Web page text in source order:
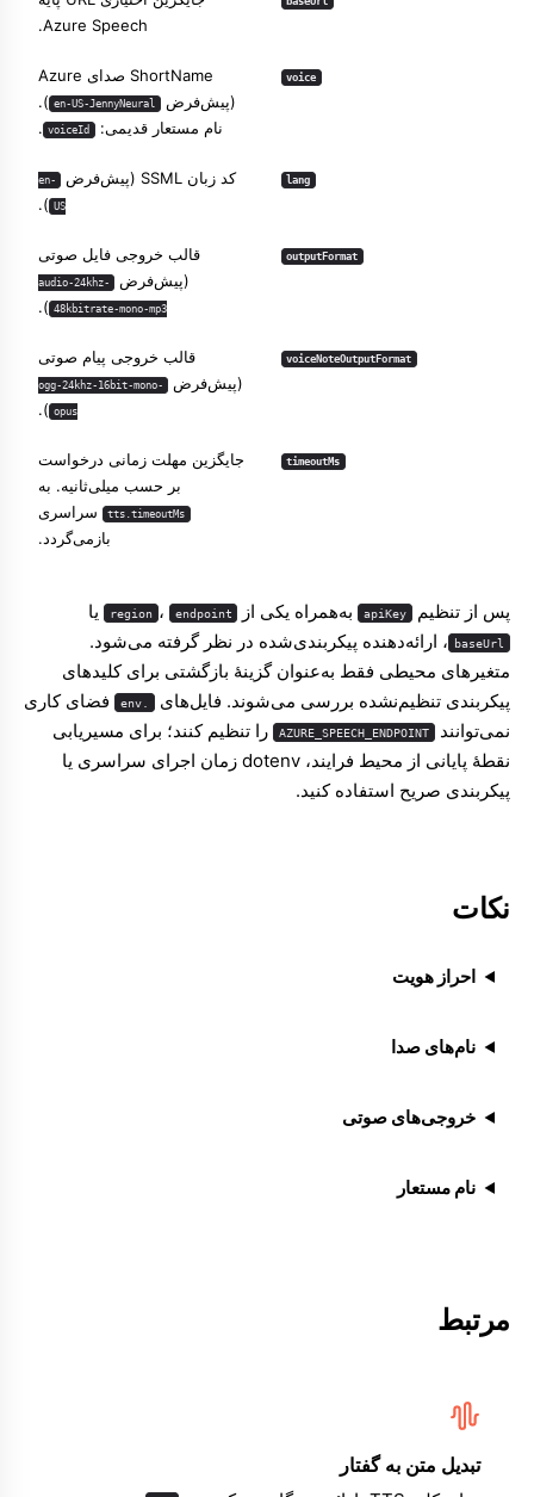
Azure Speech.
voice
ShortName صدای Azure
(پیش‌فرض
en-US-JennyNeural
).
نام مستعار قدیمی: voiceId
.
lang کد زبان SSML (پیش‌فرض en-
US
).
outputFormat
قالب خروجی فایل صوتی
(پیش‌فرض
audio-24khz-
48kbitrate-mono-mp3
).
voiceNoteOutputFormat
قالب خروجی پیام صوتی
(پیش‌فرض
ogg-24khz-16bit-mono-
opus
).
timeoutMs
جایگزین مهلت زمانی درخواست
بر حسب میلی‌ثانیه. به
tts.timeoutMs
سراسری
بازمی‌گردد.
پس از تنظیم apiKey به‌همراه یکی از region ، endpoint یا
baseUrl ، ارائه‌دهنده پیکربندی‌شده در نظر گرفته می‌شود.
متغیرهای محیطی فقط به‌عنوان گزینهٔ بازگشتی برای کلیدهای
پیکربندی تنظیم‌نشده بررسی می‌شوند. فایل‌های
فضای کاری
نمی‌توانند
AZURE_SPEECH_ENDPOINT را تنظیم کنند؛ برای مسیریابی
نقطهٔ پایانی از محیط فرایند، dotenv زمان اجرای سراسری یا
پیکربندی صریح استفاده کنید.
نکات
احراز هویت
نام‌های صدا
خروجی‌های صوتی
نام مستعار
مرتبط
تبدیل متن به گفتار